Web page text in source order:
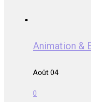
Animation &
Août 04
0